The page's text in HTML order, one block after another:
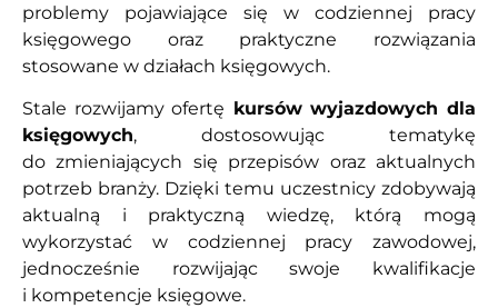
problemy pojawiające się w codziennej pracy
księgowego oraz praktyczne rozwiązania
stosowane w działach księgowych.
Stale rozwijamy ofertę kursów wyjazdowych dla
księgowych, dostosowując tematykę
do zmieniających się przepisów oraz aktualnych
potrzeb branży. Dzięki temu uczestnicy zdobywają
aktualną i praktyczną wiedzę, którą mogą
wykorzystać w codziennej pracy zawodowej,
jednocześnie rozwijając swoje kwalifikacje
i kompetencje księgowe.